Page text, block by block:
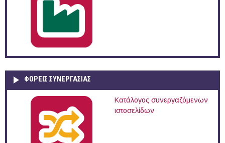
ΦΟΡΕΙΣ ΣΥΝΕΡΓΑΣΙΑΣ
Κατάλογος συνεργαζόμενων
ιστοσελίδων